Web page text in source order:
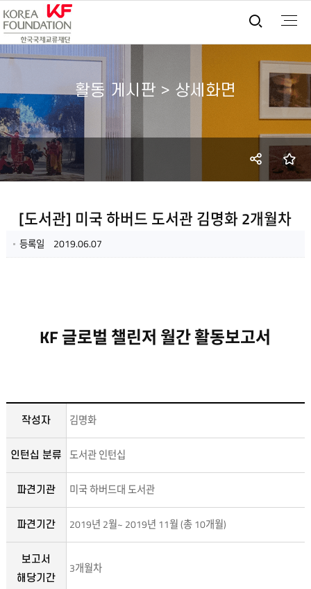
통합
활동 게시판 > 상세화면
SNS
[도서관] 미국 하버드 도서관 김명화 2개월차
등록일 2019.06.07
KF 글로벌 챌린저 월간 활동보고서
작성자 김명화
인턴십 분류 도서관 인턴십
파견기관 미국 하버드대 도서관
파견기간 2019년 2월~ 2019년 11월 (총 10개월)
보고서
해당기간
3개월차